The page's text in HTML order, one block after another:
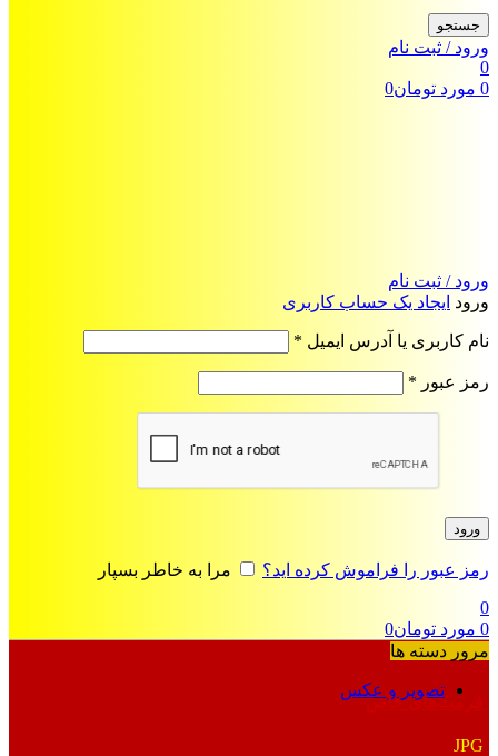
جستجو
ورود / ثبت نام
0
0 مورد تومان0
ورود / ثبت نام
ورود ایجاد یک حساب کاربری
نام کاربری یا آدرس ایمیل *
رمز عبور *
ورود
رمز عبور را فراموش کرده اید؟
مرا به خاطر بسپار
0
0 مورد تومان0
مرور دسته ها
تصویر و عکس
فرمت‌های خاص
JPG